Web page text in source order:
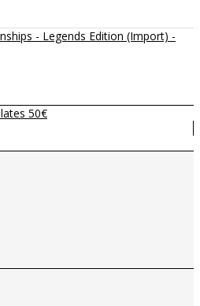
- Legends Edition (Import) -
50€